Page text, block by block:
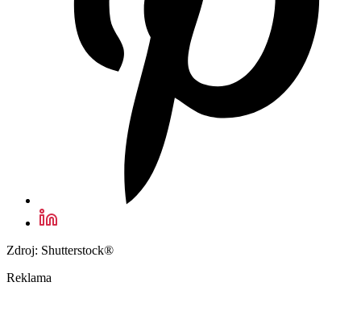
Zdroj: Shutterstock®
Reklama